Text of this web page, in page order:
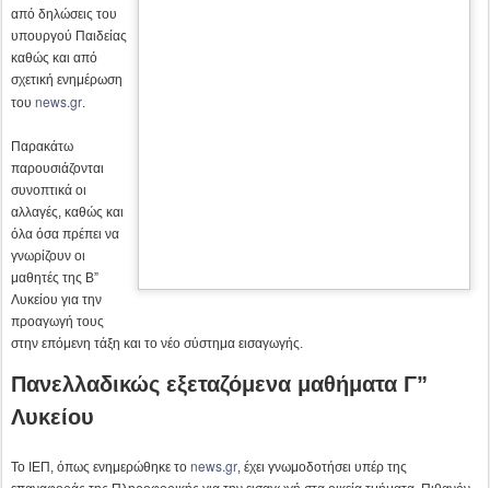
Παρακάτω
παρουσιάζονται
συνοπτικά οι
αλλαγές, καθώς και
όλα όσα πρέπει να γνωρίζουν οι μαθητές της Β” Λυκείου για την προαγωγή τους
Πανελλαδικώς εξεταζόμενα μαθήματα Γ”
Λυκείου
Το ΙΕΠ, όπως ενημερώθηκε το
επαναφοράς της Πληροφορικής για την εισαγωγή στα οικεία τμήματα. Πιθανόν
να δημιουργηθεί ένα νέο πεδίο στα πλαίσια της Ομάδας Προσανατολισμού
Θετικών Επιστημών όπου οι μαθητές θα εξετάζονται σε Μαθηματικά, Φυσική,
Πληροφορική και Νεοελληνική Γλώσσα.
Συνέχειαεδώ